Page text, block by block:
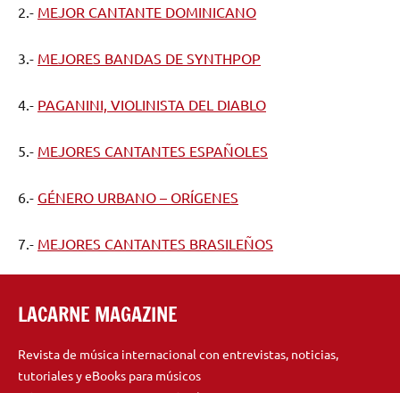
2.- MEJOR CANTANTE DOMINICANO
3.- MEJORES BANDAS DE SYNTHPOP
4.- PAGANINI, VIOLINISTA DEL DIABLO
5.- MEJORES CANTANTES ESPAÑOLES
6.- GÉNERO URBANO – ORÍGENES
7.- MEJORES CANTANTES BRASILEÑOS
LACARNE MAGAZINE
Revista de música internacional con entrevistas, noticias,
tutoriales y eBooks para músicos